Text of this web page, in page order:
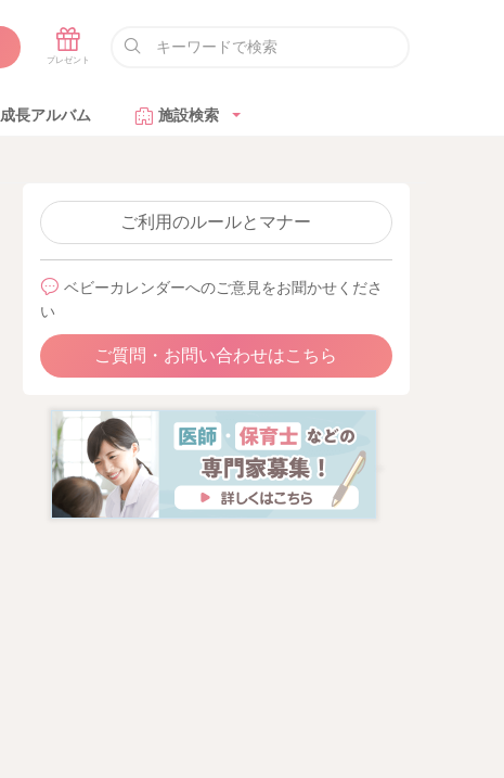
成長アルバム 施設検索
ご利用のルールとマナー
ベビーカレンダーへのご意見をお聞かせくださ
い
ご質問・お問い合わせはこちら